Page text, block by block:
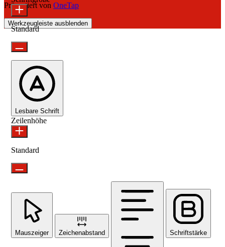
Präsentiert von OneTap
Werkzeugleiste ausblenden
Standard
Lesbare Schrift
Zeilenhöhe
Standard
Mauszeiger Zeichenabstand Schriftstärke